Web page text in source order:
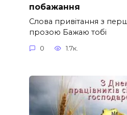
побажання
Слова привітання з
прозою Бажаю тобі
0 1.7к.